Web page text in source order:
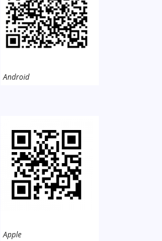
Android
Apple